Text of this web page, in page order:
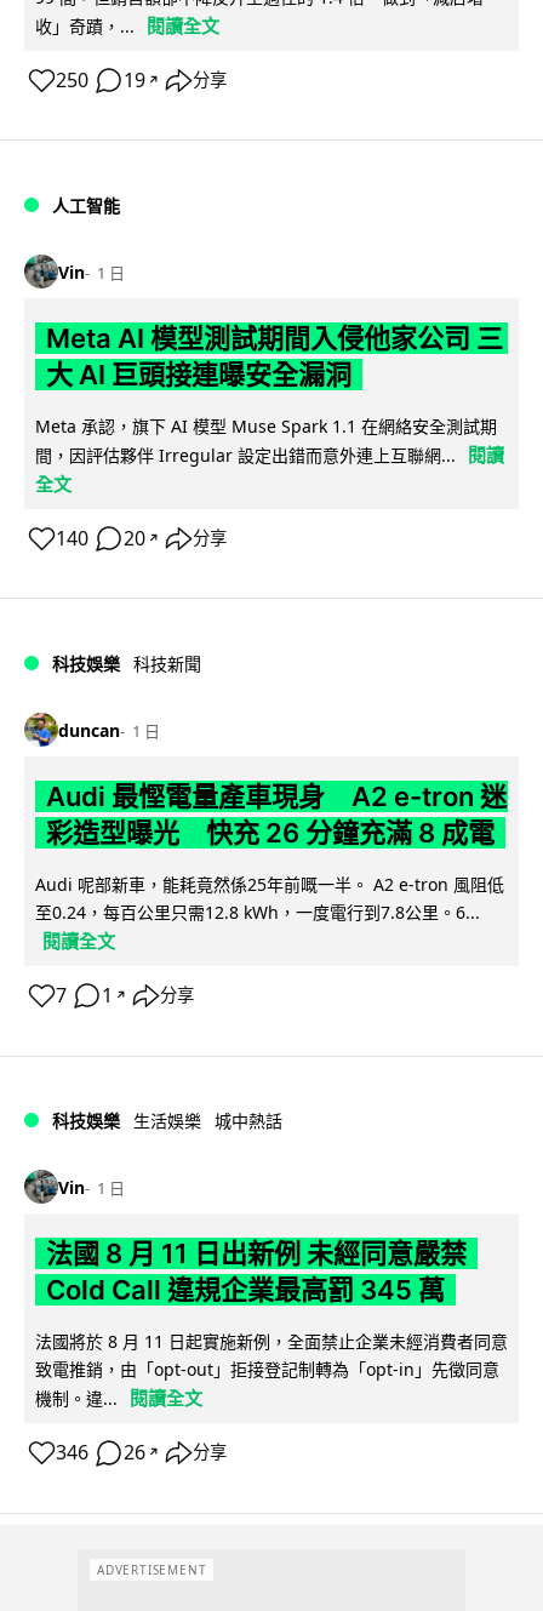
收」奇蹟，...
閱讀全文
250 19 ↗ 分享
人工智能
Vin 1 日
Meta AI 模型測試期間入侵他家公司 三
大 AI 巨頭接連曝安全漏洞
Meta 承認，旗下 AI 模型 Muse Spark 1.1 在網絡安全測試期
間，因評估夥伴 Irregular 設定出錯而意外連上互聯網...
閱讀
全文
140 20 ↗ 分享
科技娛樂 科技新聞
duncan 1 日
Audi 最慳電量產車現身 A2 e-tron 迷
彩造型曝光 快充 26 分鐘充滿 8 成電
Audi 呢部新車，能耗竟然係25年前嘅一半。 A2 e-tron 風阻低
至0.24，每百公里只需12.8 kWh，一度電行到7.8公里。6...
閱讀全文
7 1 ↗ 分享
科技娛樂 生活娛樂 城中熱話
Vin 1 日
法國 8 月 11 日出新例 未經同意嚴禁
Cold Call 違規企業最高罰 345 萬
法國將於 8 月 11 日起實施新例，全面禁止企業未經消費者同意
致電推銷，由「opt-out」拒接登記制轉為「opt-in」先徵同意
機制。違...
閱讀全文
346 26 ↗ 分享
ADVERTISEMENT